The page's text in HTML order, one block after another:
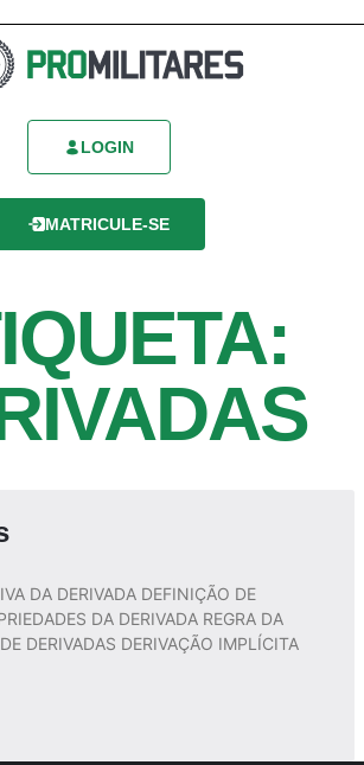
LOGIN
MATRICULE-SE
DA DERIVADA DEFINIÇÃO DE
DA DERIVADA REGRA DA
DERIVADAS DERIVAÇÃO IMPLÍCITA